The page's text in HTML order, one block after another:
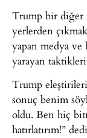
Trump bir diğer
yerlerden
yapan medya ve
yarayan
​Trump
sonuç benim
oldu. Ben hiç
hatırlatırım!”